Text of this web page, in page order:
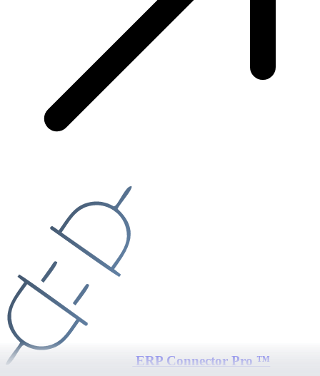
ERP Connector Pro ™